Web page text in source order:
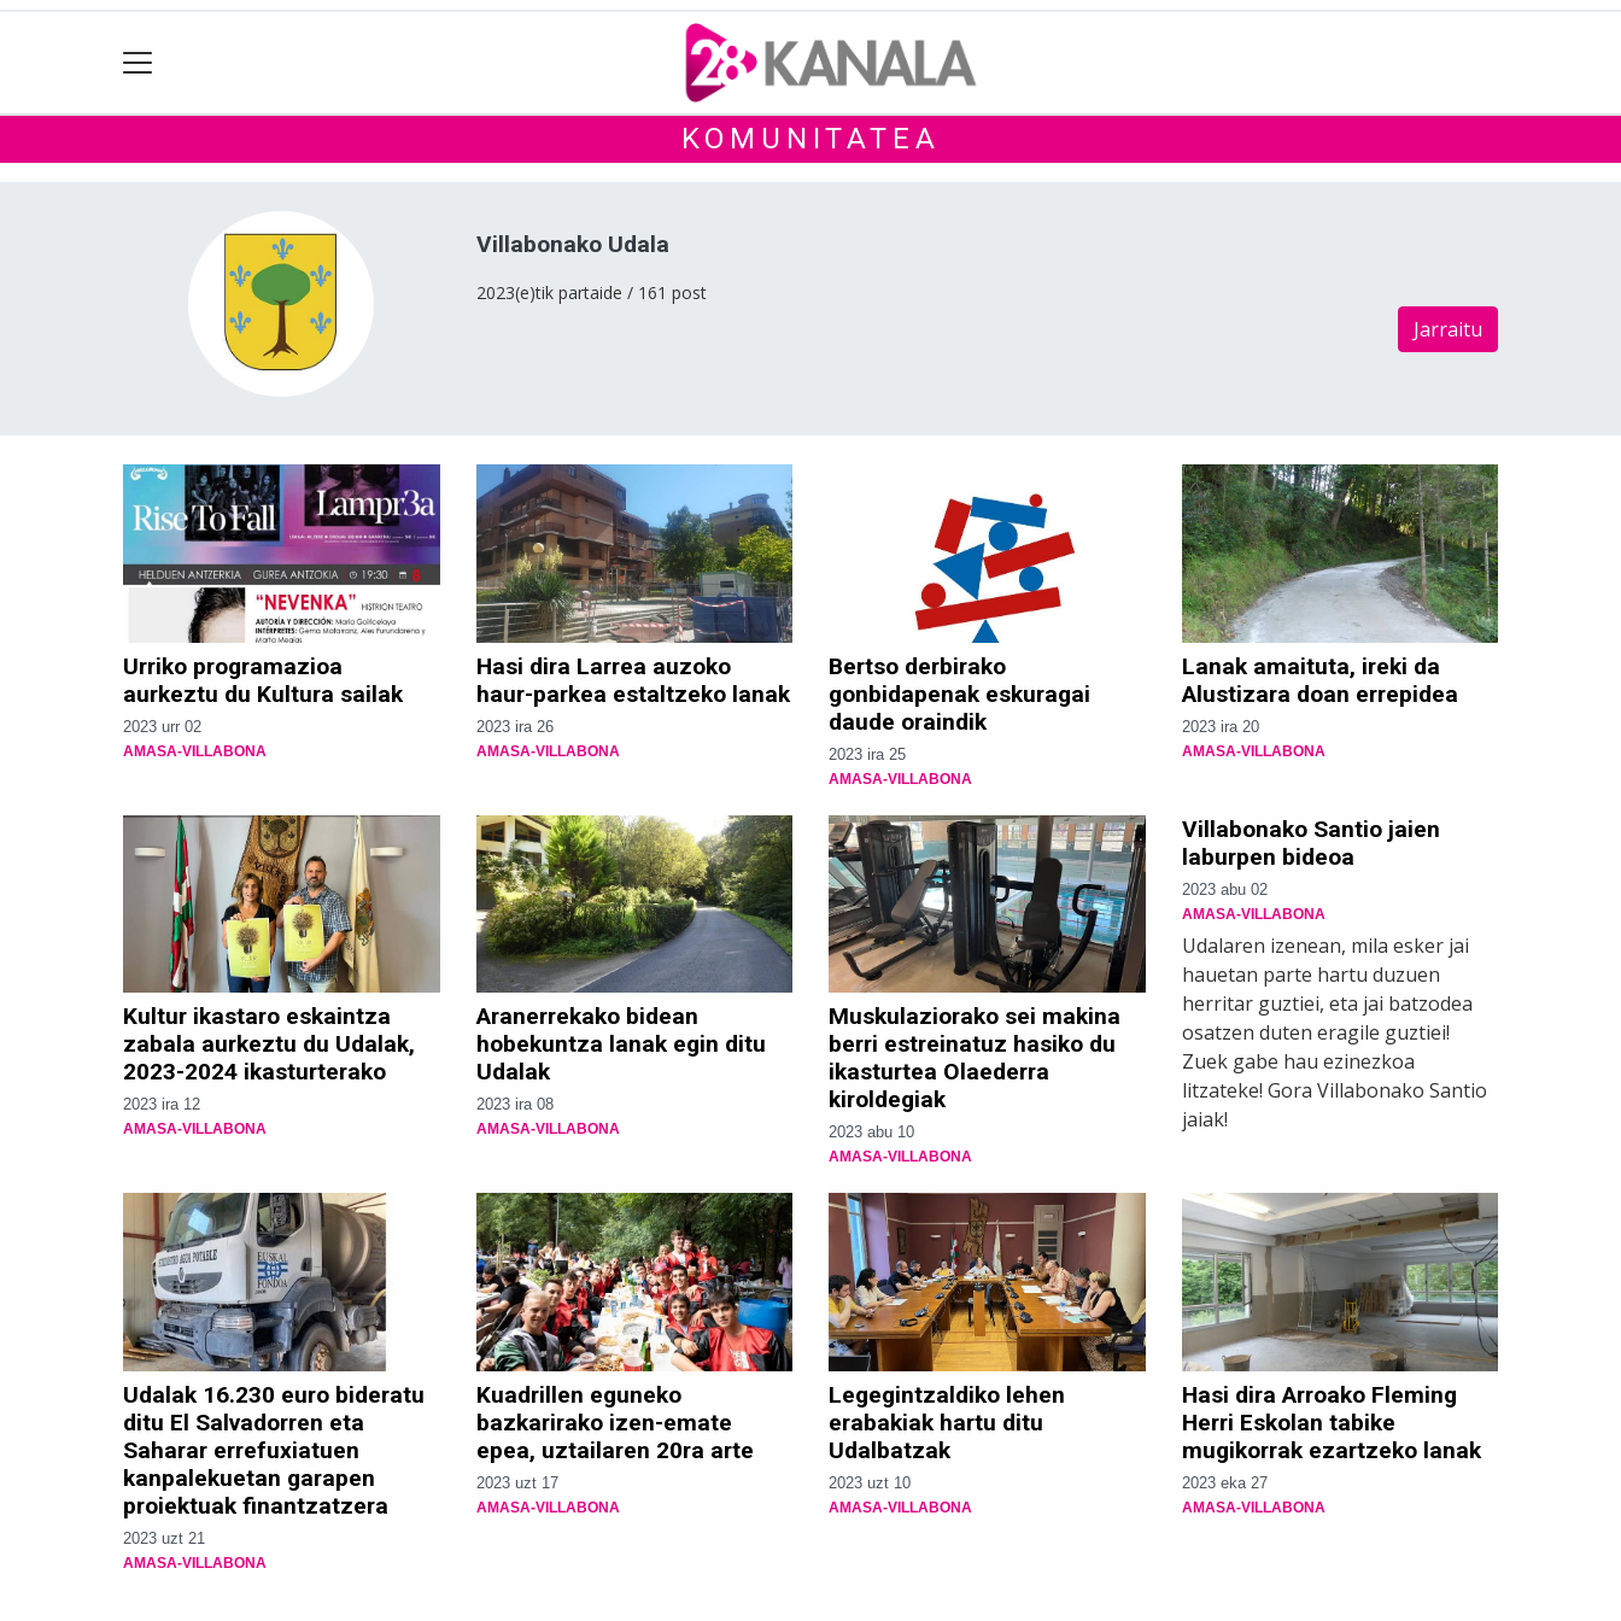
KOMUNITATEA
Villabonako Udala
2023(e)tik partaide / 161 post
Jarraitu
Urriko programazioa
aurkeztu du Kultura sailak
2023 urr 02
AMASA-VILLABONA
Hasi dira Larrea auzoko
haur-parkea estaltzeko lanak
2023 ira 26
AMASA-VILLABONA
Bertso derbirako
gonbidapenak eskuragai
daude oraindik
2023 ira 25
AMASA-VILLABONA
Lanak amaituta, ireki da
Alustizara doan errepidea
2023 ira 20
AMASA-VILLABONA
Kultur ikastaro eskaintza
zabala aurkeztu du Udalak,
2023-2024 ikasturterako
2023 ira 12
AMASA-VILLABONA
Aranerrekako bidean
hobekuntza lanak egin ditu
Udalak
2023 ira 08
AMASA-VILLABONA
Muskulaziorako sei makina
berri estreinatuz hasiko du
ikasturtea Olaederra
kiroldegiak
2023 abu 10
AMASA-VILLABONA
Villabonako Santio jaien
laburpen bideoa
2023 abu 02
AMASA-VILLABONA
Udalaren izenean, mila esker jai
hauetan parte hartu duzuen
herritar guztiei, eta jai batzodea
osatzen duten eragile guztiei!
Zuek gabe hau ezinezkoa
litzateke! Gora Villabonako Santio
jaiak!
Udalak 16.230 euro bideratu
ditu El Salvadorren eta
Saharar errefuxiatuen
kanpalekuetan garapen
proiektuak finantzatzera
2023 uzt 21
AMASA-VILLABONA
Kuadrillen eguneko
bazkarirako izen-emate
epea, uztailaren 20ra arte
2023 uzt 17
AMASA-VILLABONA
Legegintzaldiko lehen
erabakiak hartu ditu
Udalbatzak
2023 uzt 10
AMASA-VILLABONA
Hasi dira Arroako Fleming
Herri Eskolan tabike
mugikorrak ezartzeko lanak
2023 eka 27
AMASA-VILLABONA